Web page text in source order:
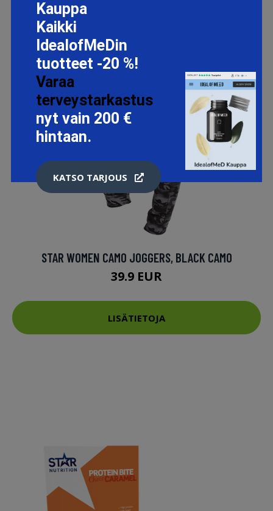
STAR WOMEN CAMO JOGGERS, BLACK CAMO
39.9 EUR
LISÄTIETOJA
Kauppa
Kaikki
IdealofMeDin
tuotteet -20 %!
Varaa
terveystarkastus
nyt vain 200 €
hintaan.
KATSO TARJOUS